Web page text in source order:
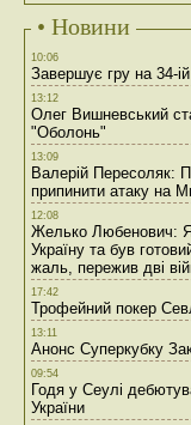
• Новини
10:06
Завершує гру на 34-ій
13:12
Олег Вишневський
"Оболонь"
13:09
Валерій Пересоляк:
припинити атаку на
12:08
Желько Любенович: Я
Україну та був
жаль, пережив дві
17:42
Трофейний покер
13:11
Анонс Суперкубку
09:54
Годя у Сеулі
України